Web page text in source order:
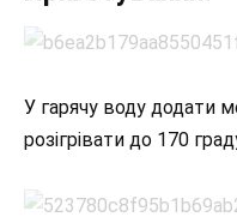
У гарячу воду додати
розігрівати до 170